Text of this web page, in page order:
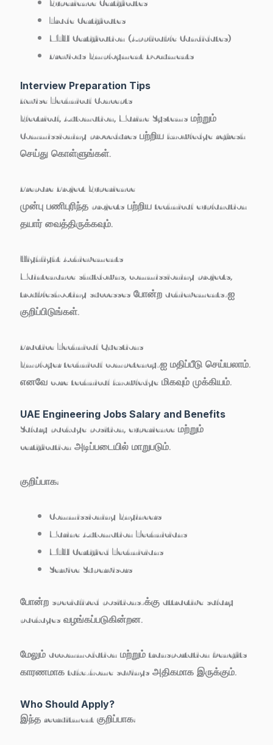
Trade Certificates
MTU Certification (Applicable Candidates)
Previous Employment Documents
Interview Preparation Tips
Revise Technical Concepts
Electrical, Automation, Marine Systems மற்றும்
Commissioning procedures பற்றிய knowledge refresh
செய்து கொள்ளுங்கள்.
Prepare Project Experience
முன்பு பணிபுரிந்த projects பற்றிய technical explanation
தயார் வைத்திருக்கவும்.
Highlight Achievements
Maintenance shutdowns, commissioning projects,
troubleshooting successes போன்ற achievements-ஐ
குறிப்பிடுங்கள்.
Practice Technical Questions
Employer technical competency-ஐ மதிப்பீடு செய்யலாம்.
எனவே core technical knowledge மிகவும் முக்கியம்.
UAE Engineering Jobs Salary and Benefits
Salary package position, experience மற்றும்
certification அடிப்படையில் மாறுபடும்.
குறிப்பாக:
Commissioning Engineers
Marine Automation Technicians
MTU Certified Technicians
Service Supervisors
போன்ற specialized positions-க்கு attractive salary
packages வழங்கப்படுகின்றன.
மேலும் accommodation மற்றும் transportation benefits
காரணமாக take-home savings அதிகமாக இருக்கும்.
Who Should Apply?
இந்த recruitment குறிப்பாக: